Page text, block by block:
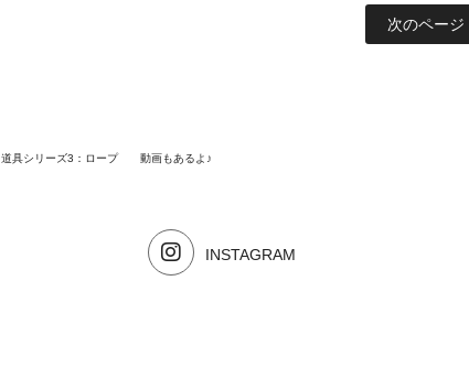
次のページ
道具シリーズ3：ロープ 動画もあるよ♪
INSTAGRAM